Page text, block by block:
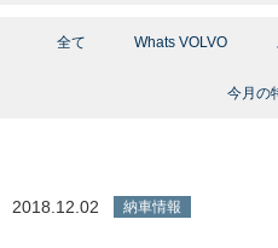
全て Whats VOLVO
今月の
2018.12.02 納車情報